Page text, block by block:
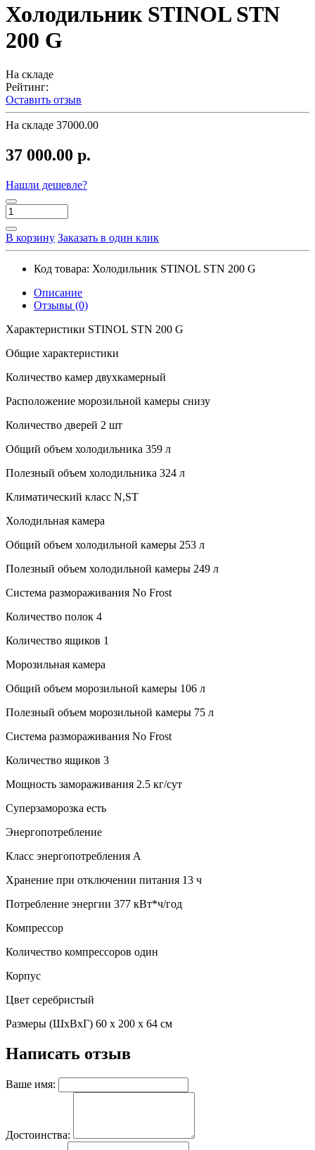
Холодильник STINOL STN
200 G
На складе
Рейтинг:
Оставить отзыв
На складе 37000.00
37 000.00 р.
Нашли дешевле?
В корзину Заказать в один клик
Код товара: Холодильник STINOL STN 200 G
Описание
Отзывы (0)
Характеристики STINOL STN 200 G
Общие характеристики
Количество камер двухкамерный
Расположение морозильной камеры снизу
Количество дверей 2 шт
Общий объем холодильника 359 л
Полезный объем холодильника 324 л
Климатический класс N,ST
Холодильная камера
Общий объем холодильной камеры 253 л
Полезный объем холодильной камеры 249 л
Система размораживания No Frost
Количество полок 4
Количество ящиков 1
Морозильная камера
Общий объем морозильной камеры 106 л
Полезный объем морозильной камеры 75 л
Система размораживания No Frost
Количество ящиков 3
Мощность замораживания 2.5 кг/сут
Суперзаморозка есть
Энергопотребление
Класс энергопотребления A
Хранение при отключении питания 13 ч
Потребление энергии 377 кВт*ч/год
Компрессор
Количество компрессоров один
Корпус
Цвет серебристый
Размеры (ШхВхГ) 60 х 200 х 64 см
Написать отзыв
Ваше имя:
Достоинства: